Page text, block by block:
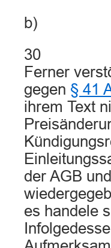
b)
30
Ferner
gegen § 41
ihrem Text
der AGB
es handele